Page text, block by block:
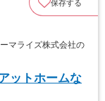
保存する
マライズ株式会社の
ットホームな